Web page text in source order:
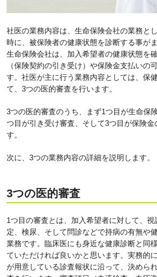
社医の業務内容は、生命保険会社の業務と
時に、被保険者の健康状態を診断する事が
生命保険会社は、加入希望者の健康状態を
（保険契約の引き受け）や保険金支払いの
す。社医が主に行う業務内容としては、保
て、3つの医的審査を行います。
3つの医的審査のうち、まず1つ目が生命保
つ目が引き受け審査、そして3つ目が保険
す。
次に、3つの業務内容の詳細を説明します。
3つの医的審査
1つ目の審査とは、加入希望者に対して、視
定、検尿、そして問診などで持病の有無や
業務です。臨床医にも身近な健康診断と同
ていただければ良いかと思います。実務的
が用意している診査報状に沿って、決めら